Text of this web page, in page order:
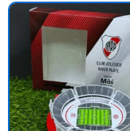
Original
price
was:
$ 59.900,00.